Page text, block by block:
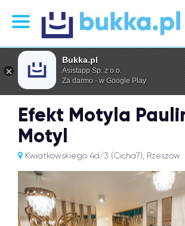
Efekt Motyla
Motyl
Kwiatkowskiego 4d/3 (Cicha7), Rzeszów
Bukka.pl
Asistapp Sp. z o.o.
Za darmo - w Google Play